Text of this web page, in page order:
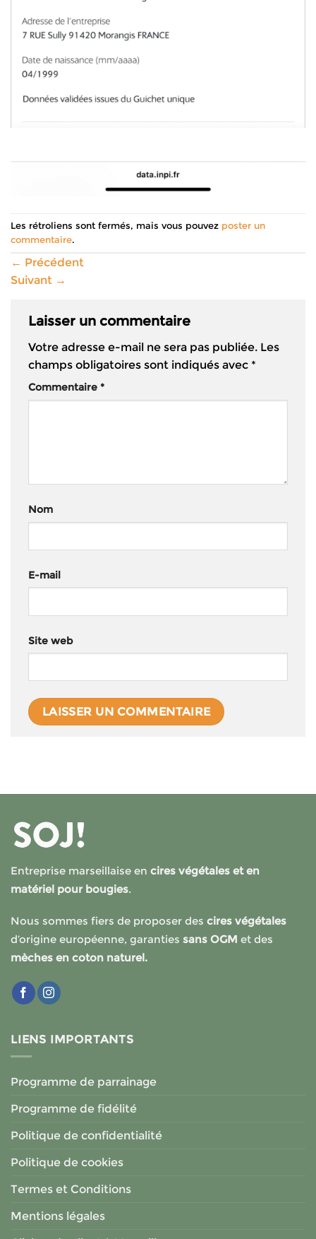
Les rétroliens sont fermés, mais vous pouvez poster un
commentaire.
← Précédent
Suivant →
Laisser un commentaire
Votre adresse e-mail ne sera pas publiée. Les
champs obligatoires sont indiqués avec *
Commentaire *
Nom
E-mail
Site web
Entreprise marseillaise en cires végétales et en
matériel pour bougies.
Nous sommes fiers de proposer des cires végétales
d’origine européenne, garanties sans OGM et des
mèches en coton naturel.
LIENS IMPORTANTS
Programme de parrainage
Programme de fidélité
Politique de confidentialité
Politique de cookies
Termes et Conditions
Mentions légales